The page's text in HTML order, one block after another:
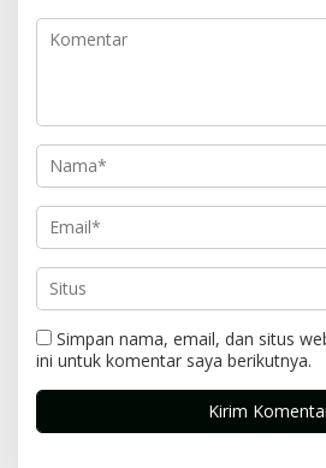
Simpan nama, email, dan situs
ini untuk komentar saya berikutnya.